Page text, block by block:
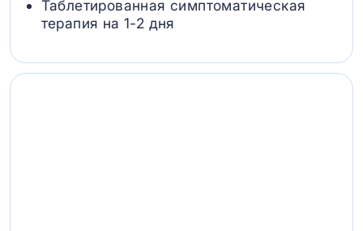
Таблетированная симптоматическая
терапия на 1-2 дня